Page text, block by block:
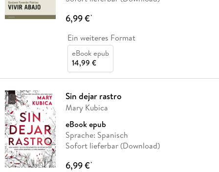
6,99 €*
Ein weiteres Format
eBook epub
14,99 €
Sin dejar rastro
Mary Kubica
eBook epub
Sprache: Spanisch
Sofort lieferbar (Download)
6,99 €*